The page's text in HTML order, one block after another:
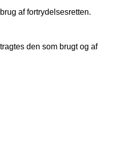
af fortrydelsesretten.
den som brugt og af